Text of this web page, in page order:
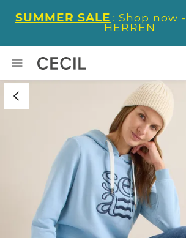
SUMMER SALE : Shop now -
HERREN